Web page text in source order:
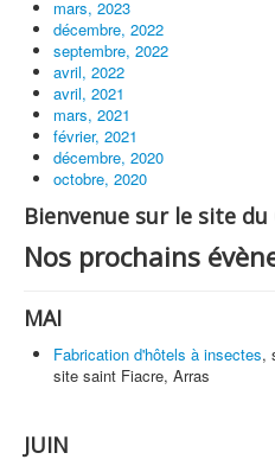
mars, 2023
décembre, 2022
septembre, 2022
avril, 2022
avril, 2021
mars, 2021
février, 2021
décembre, 2020
octobre, 2020
Bienvenue sur le site du
Nos prochains
MAI
Fabrication d'hôtels à insectes,
site saint Fiacre, Arras
JUIN